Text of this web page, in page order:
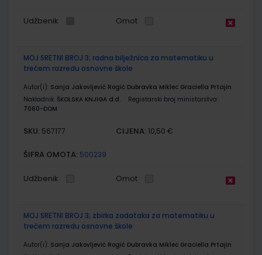
Udžbenik Omot
MOJ SRETNI BROJ 3; radna bilježnica za matematiku u
trećem razredu osnovne škole
Autor(i): Sanja Jakovljević Rogić Dubravka Miklec Graciella Prtajin
Nakladnik: ŠKOLSKA KNJIGA d.d.
Registarski broj ministarstva:
7060-DOM
SKU: 567177 CIJENA: 10,50 €
ŠIFRA OMOTA: 500239
Udžbenik Omot
MOJ SRETNI BROJ 3; zbirka zadataka za matematiku u
trećem razredu osnovne škole
Autor(i): Sanja Jakovljević Rogić Dubravka Miklec Graciella Prtajin